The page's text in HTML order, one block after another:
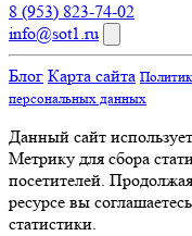
8 (953) 823-74-02
info@sot1.ru
Блог Карта сайта
персональных данных
Данный сайт
Метрику для сбора
посетителей.
ресурсе вы
статистики.